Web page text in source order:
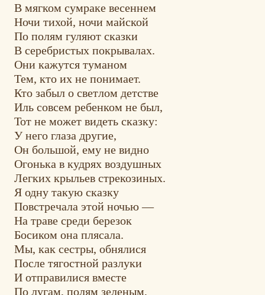
В мягком сумраке весеннем
Ночи тихой, ночи майской
По полям гуляют сказки
В серебристых покрывалах.
Они кажутся туманом
Тем, кто их не понимает.
Кто забыл о светлом детстве
Иль совсем ребенком не был,
Тот не может видеть сказку:
У него глаза другие,
Он большой, ему не видно
Огонька в кудрях воздушных
Легких крыльев стрекозиных.
Я одну такую сказку
Повстречала этой ночью —
На траве среди березок
Босиком она плясала.
Мы, как сестры, обнялися
После тягостной разлуки
И отправилися вместе
По лугам, полям зеленым,